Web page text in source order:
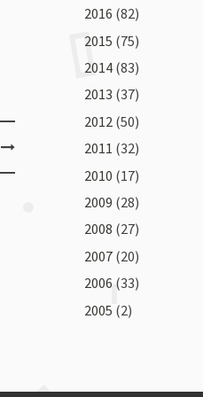
2016 (82)
2015 (75)
2014 (83)
2013 (37)
2012 (50)
2011 (32)
2010 (17)
2009 (28)
2008 (27)
2007 (20)
2006 (33)
2005 (2)